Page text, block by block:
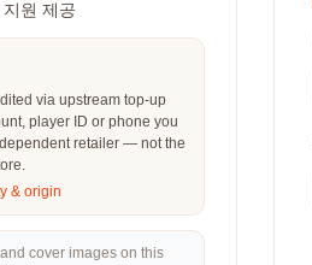
원 제공
via upstream top-up
player ID or phone you
retailer — not the
& origin
cover images on this